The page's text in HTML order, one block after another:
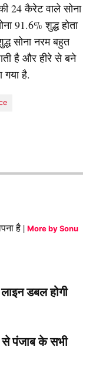
24 कैरेट वाले सोना
91.6% शुद्ध होता
सोना नरम बहुत
है और हीरे से बने
गया है.
है |More by Sonu
डबल होगी
पंजाब के सभी